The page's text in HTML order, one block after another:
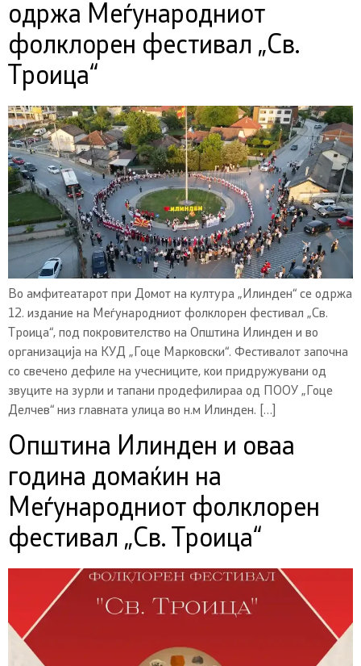
одржа Меѓународниот
фолклорен фестивал „Св.
Троица“
Во амфитеатарот при Домот на култура „Илинден“ се одржа
12. издание на Меѓународниот фолклорен фестивал „Св.
Троица“, под покровителство на Општина Илинден и во
организација на КУД „Гоце Марковски“. Фестивалот започна
со свечено дефиле на учесниците, кои придружувани од
звуците на зурли и тапани продефилираа од ПООУ „Гоце
Делчев“ низ главната улица во н.м Илинден. […]
Општина Илинден и оваа
година домаќин на
Меѓународниот фолклорен
фестивал „Св. Троица“